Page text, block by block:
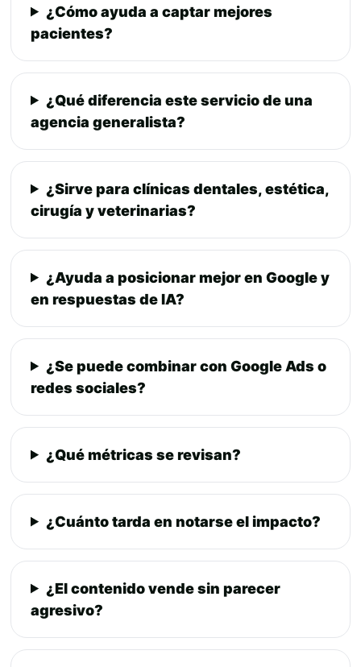
¿Cómo ayuda a captar mejores
pacientes?
¿Qué diferencia este servicio de una
agencia generalista?
¿Sirve para clínicas dentales, estética,
cirugía y veterinarias?
¿Ayuda a posicionar mejor en Google y
en respuestas de IA?
¿Se puede combinar con Google Ads o
redes sociales?
¿Qué métricas se revisan?
¿Cuánto tarda en notarse el impacto?
¿El contenido vende sin parecer
agresivo?